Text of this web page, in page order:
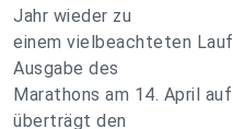
Jahr wieder zu
einem vielbeachteten
Ausgabe des
Marathons am 14. April
überträgt den